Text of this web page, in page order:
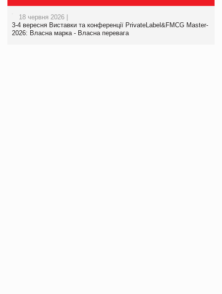
18 червня 2026 |
3-4 вересня Виставки та конференції PrivateLabel&FMCG Master-
2026: Власна марка - Власна перевага